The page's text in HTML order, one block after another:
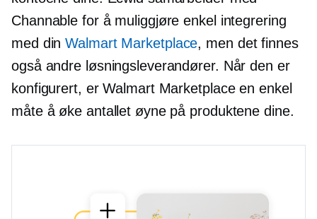
Channable for å muliggjøre enkel integrering
med dinWalmart Marketplace, men det finnes
også andre løsningsleverandører. Når den er
konfigurert, er Walmart Marketplace en enkel
måte å øke antallet øyne på produktene dine.